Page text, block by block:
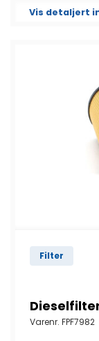
Vis detaljert
Filter
Varenr. FPF7982